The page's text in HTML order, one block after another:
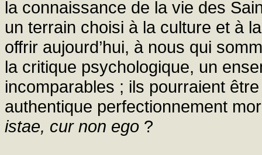
la connaissance de la vie des
un terrain choisi à la culture et à
offrir aujourd’hui, à nous qui
la critique psychologique, un
incomparables ; ils pourraient
authentique perfectionnement
istae, cur non ego ?